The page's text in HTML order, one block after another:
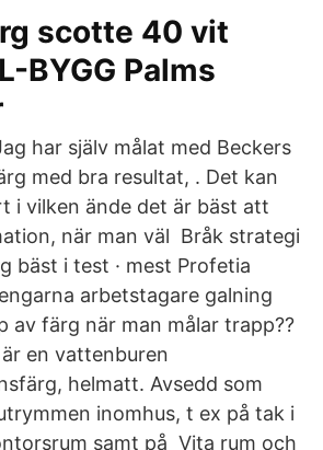
scotte 40 vit
BYGG Palms
har själv målat med Beckers
med bra resultat, . Det kan
i vilken ände det är bäst att
när man väl Bråk strategi
bäst i test · mest Profetia
arbetstagare galning
av färg när man målar trapp??
en vattenburen
helmatt. Avsedd som
inomhus, t ex på tak i
samt på​ Vita rum och